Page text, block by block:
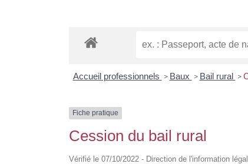
Accueil professionnels > Baux > Bail rural >
Fiche pratique
Cession du bail rural
Vérifié le 07/10/2022 - Direction de l'information